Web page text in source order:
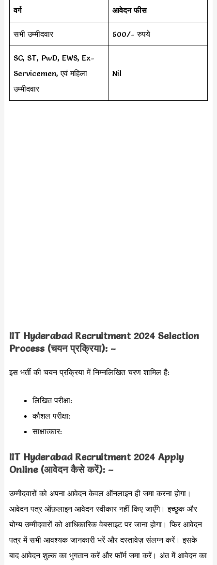
वर्ग आवेदन फीस
सभी उम्मीदवार 500/- रुपये
SC, ST, PwD, EWS, Ex-
Servicemen, एवं महिला
उम्मीदवार
Nil
IIT Hyderabad Recruitment 2024 Selection
Process (चयन प्रक्रिया): –
इस भर्ती की चयन प्रक्रिया में निम्नलिखित चरण शामिल है:
लिखित परीक्षा:
कौशल परीक्षा:
साक्षात्कार:
IIT Hyderabad Recruitment 2024 Apply
Online (आवेदन कैसे करें): –
उम्मीदवारों को अपना आवेदन केवल ऑनलाइन ही जमा करना होगा।
आवेदन पत्र ऑफ़लाइन आवेदन स्वीकार नहीं किए जाएँगे। इच्छुक और
योग्य उम्मीदवारों को आधिकारिक वेबसाइट पर जाना होगा। फिर आवेदन
पत्र में सभी आवश्यक जानकारी भरें और दस्तावेज़ संलग्न करें। इसके
बाद आवेदन शुल्क का भुगतान करें और फॉर्म जमा करें। अंत में आवेदन का